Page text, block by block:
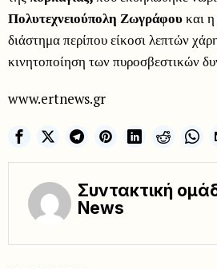
Πολυτεχνειούπολη Ζωγράφουκαι
διάστημα περίπου είκοσι λεπτών
κινητοποίηση των πυροσβεστικών
www.ertnews.gr
Συντακτική
News